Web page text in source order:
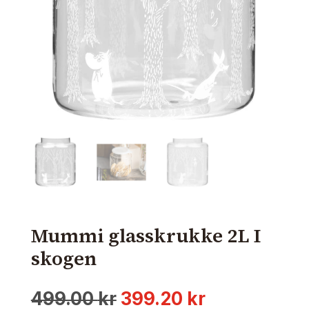
Mummi glasskrukke 2L I
skogen
499.00kr Opprinnelig
399.20 krNåværende